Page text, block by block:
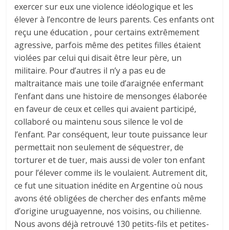
exercer sur eux une violence idéologique et les
élever à l’encontre de leurs parents. Ces enfants ont
reçu une éducation , pour certains extrêmement
agressive, parfois même des petites filles étaient
violées par celui qui disait être leur père, un
militaire. Pour d’autres il n’y a pas eu de
maltraitance mais une toile d’araignée enfermant
l’enfant dans une histoire de mensonges élaborée
en faveur de ceux et celles qui avaient participé,
collaboré ou maintenu sous silence le vol de
l’enfant. Par conséquent, leur toute puissance leur
permettait non seulement de séquestrer, de
torturer et de tuer, mais aussi de voler ton enfant
pour l’élever comme ils le voulaient. Autrement dit,
ce fut une situation inédite en Argentine où nous
avons été obligées de chercher des enfants même
d’origine uruguayenne, nos voisins, ou chilienne.
Nous avons déjà retrouvé 130 petits-fils et petites-